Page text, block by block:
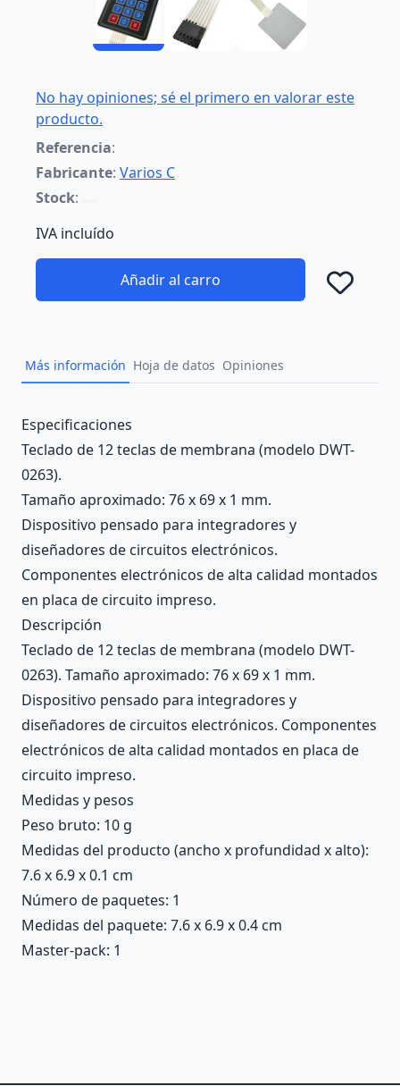
No hay opiniones; sé el primero en valorar este
producto.
Referencia:
Fabricante: Varios C
Stock:
IVA incluído
Añadir al carro
Más información Hoja de datos Opiniones
Description
Especificaciones
Teclado de 12 teclas de membrana (modelo DWT-
0263).
Tamaño aproximado: 76 x 69 x 1 mm.
Dispositivo pensado para integradores y
diseñadores de circuitos electrónicos.
Componentes electrónicos de alta calidad montados
en placa de circuito impreso.
Descripción
Teclado de 12 teclas de membrana (modelo DWT-
0263). Tamaño aproximado: 76 x 69 x 1 mm.
Dispositivo pensado para integradores y
diseñadores de circuitos electrónicos. Componentes
electrónicos de alta calidad montados en placa de
circuito impreso.
Medidas y pesos
Peso bruto: 10 g
Medidas del producto (ancho x profundidad x alto):
7.6 x 6.9 x 0.1 cm
Número de paquetes: 1
Medidas del paquete: 7.6 x 6.9 x 0.4 cm
Master-pack: 1